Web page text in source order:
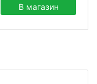
В магазин